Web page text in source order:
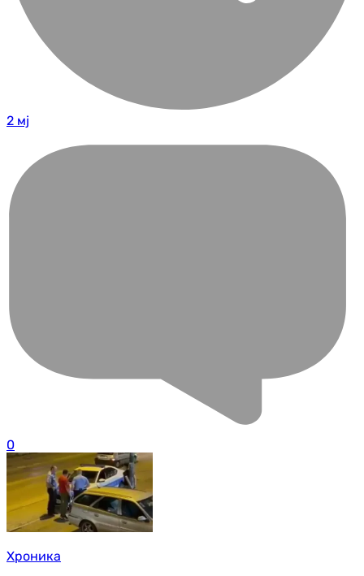
2 мј
0
Хроника